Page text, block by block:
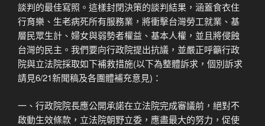
談判的最佳寫照。這樣封閉決策的談判結果，涵蓋食衣住
行育樂、生老病死所有服務業，將衝擊台灣勞工就業、基
層民眾生計、婦女與弱勢者權益、基本人權，並且將侵蝕
台灣的民主。我們要向行政院提出抗議，並嚴正呼籲行政
院與立法院採取如下補救措施(以下為整體訴求，個別訴求
請見6/21新聞稿及各團體補充意見)：
一、行政院院長應公開承諾在立法院完成審議前，絕對不
啟動生效條款，立法院朝野立委，應盡最大的努力，促使